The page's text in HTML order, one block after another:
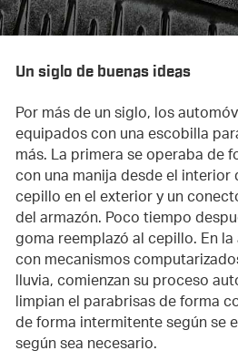
Un siglo de buenas ideas
Por más de un siglo, los
equipados con una escobilla
más. La primera se operaba de
con una manija desde el interior
cepillo en el exterior y un
del armazón. Poco tiempo
goma reemplazó al cepillo. En
con mecanismos
lluvia, comienzan su proceso
limpian el parabrisas de forma
de forma intermitente según se
según sea necesario.